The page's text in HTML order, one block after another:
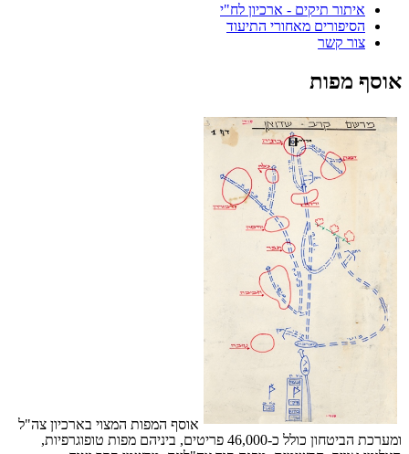
איתור תיקים - ארכיון לח"י
הסיפורים מאחורי התיעוד
צור קשר
אוסף מפות
אוסף המפות המצוי בארכיון צה"ל
ומערכת הביטחון כולל כ-46,000 פריטים, ביניהם מפות טופוגרפיות,